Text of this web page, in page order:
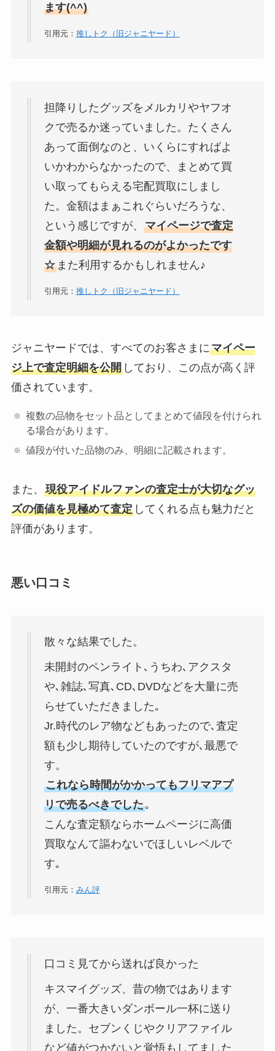
ます(^^)
引用元： 推しトク（旧ジャニヤード）
担降りしたグッズをメルカリやヤフオ
クで売るか迷っていました。たくさん
あって面倒なのと、いくらにすればよ
いかわからなかったので、まとめて買
い取ってもらえる宅配買取にしまし
た。金額はまぁこれぐらいだろうな、
という感じですが、 マイページで査定
金額や明細が見れるのがよかったです
☆また利用するかもしれません♪
引用元： 推しトク（旧ジャニヤード）
ジャニヤードでは、すべてのお客さまにマイペー
ジ上で査定明細を公開しており、この点が高く評
価されています。
複数の品物をセット品としてまとめて値段を付けられ
る場合があります。
値段が付いた品物のみ、明細に記載されます。
また、 現役アイドルファンの査定士が大切なグッ
ズの価値を見極めて査定してくれる点も魅力だと
評価があります。
悪い口コミ
散々な結果でした。
未開封のペンライト､うちわ､アクスタ
や､雑誌､写真､CD､DVDなどを大量に売
らせていただきました｡
Jr.時代のレア物などもあったので､査定
額も少し期待していたのですが､最悪で
す。
これなら時間がかかってもフリマアプ
リで売るべきでした｡
こんな査定額ならホームページに高価
買取なんて謳わないでほしいレベルで
す｡
引用元： みん評
口コミ見てから送れば良かった
キスマイグッズ、昔の物ではあります
が、一番大きいダンボール一杯に送り
ました。セブンくじやクリアファイル
など値がつかないと覚悟もしてました